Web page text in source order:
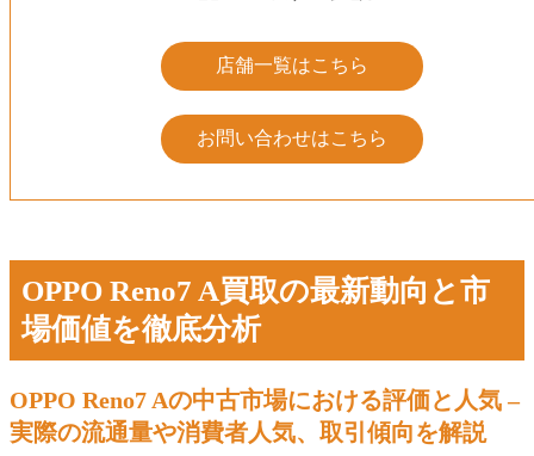
店舗一覧はこちら
お問い合わせはこちら
OPPO Reno7 A買取の最新動向と市
場価値を徹底分析
OPPO Reno7 Aの中古市場における評価と人気 –
実際の流通量や消費者人気、取引傾向を解説